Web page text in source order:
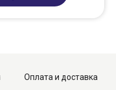
Оплата и доставка